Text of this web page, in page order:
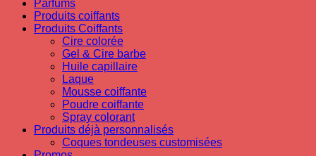
Parfums
Produits coiffants
Produits Coiffants
Cire colorée
Gel & Cire barbe
Huile capillaire
Laque
Mousse coiffante
Poudre coiffante
Spray colorant
Produits déjà personnalisés
Coques tondeuses customisées